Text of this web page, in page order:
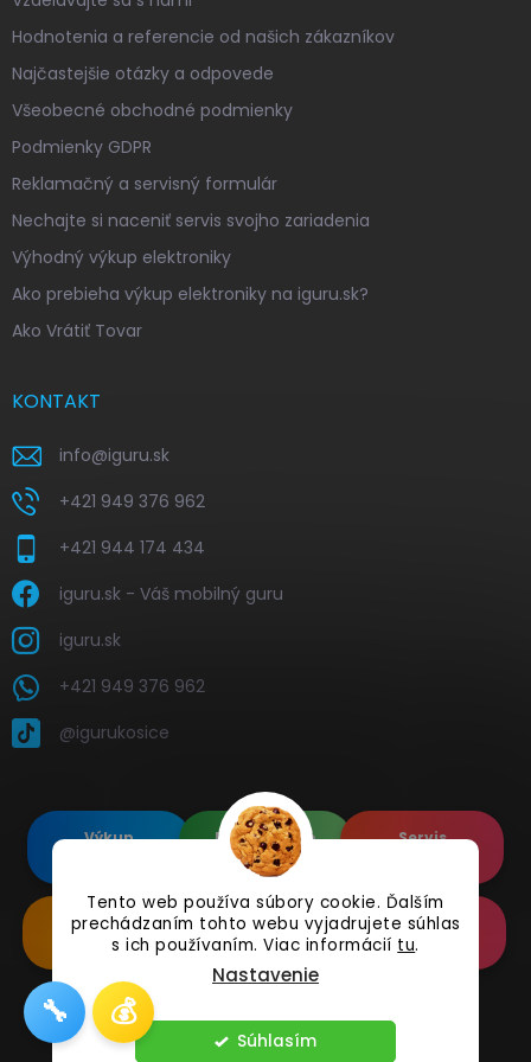
Tento web používa súbory cookie. Ďalším
prechádzaním tohto webu vyjadrujete súhlas
s ich používaním. Viac informácií tu.
Nastavenie
Súhlasím
Hodnotenia a referencie od našich zákazníkov
Najčastejšie otázky a odpovede
Všeobecné obchodné podmienky
Podmienky GDPR
Reklamačný a servisný formulár
Nechajte si naceniť servis svojho zariadenia
Výhodný výkup elektroniky
Ako prebieha výkup elektroniky na iguru.sk?
Ako Vrátiť Tovar
KONTAKT
info@iguru.sk
+421 949 376 962
+421 944 174 434
iguru.sk - Váš mobilný guru
iguru.sk
+421 949 376 962
@igurukosice
Výkup
Renovované
Apple's
Servis
Renovované
Samsung's
Doplnkové
Príslušenstvo
Online
Reklamácia
Copyright 2026 iguru.sk. Všetky práva vyhradené.
🔧 💰